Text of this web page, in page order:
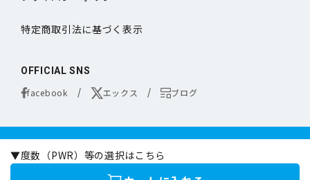
▼度数（PWR）等の選択はこちら
特定商取引法に基づく表示
OFFICIAL SNS
facebook エックス ブログ
お買い求めの際は必ず医師の処方に基づきお選びください。
オンラインコンタクトは定期的な眼科専門の医師による検査をお勧めいたします。